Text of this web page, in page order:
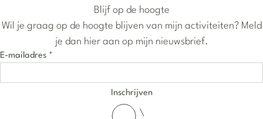
Blijf op de hoogte
Wil je graag op de hoogte blijven van mijn activiteiten? Meld
je dan hier aan op mijn nieuwsbrief.
E-mailadres *